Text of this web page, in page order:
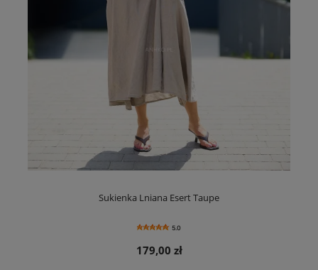
Sukienka Lniana Esert Taupe
5.0
179,00 zł